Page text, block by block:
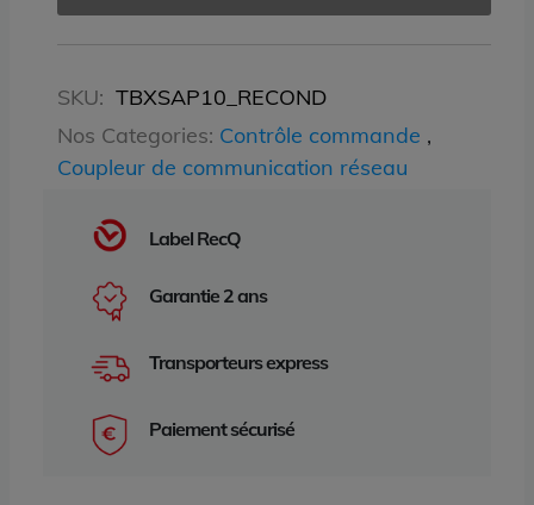
SKU: TBXSAP10_RECOND
Nos Categories: Contrôle commande ,
Coupleur de communication réseau
Label RecQ
Garantie 2 ans
Transporteurs express
Paiement sécurisé